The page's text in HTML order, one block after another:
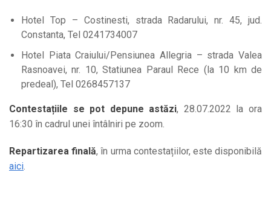
Hotel Top – Costinesti, strada Radarului, nr. 45, jud.
Constanta, Tel 0241734007
Hotel Piata Craiului/Pensiunea Allegria – strada Valea
Rasnoavei, nr. 10, Statiunea Paraul Rece (la 10 km de
predeal), Tel 0268457137
Contestațiile se pot depune astăzi, 28.07.2022 la ora
16:30 în cadrul unei întâlniri pe zoom.
Repartizarea finală, în urma contestațiilor, este disponibilă
aici